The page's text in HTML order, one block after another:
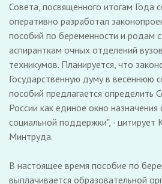
Совета, посвященного итогам Года
оперативно разработал
пособий по беременности и родам
аспиранткам очных отделений
техникумов. Планируется, что
Государственную думу в весеннюю
пособий предлагается определить
России как единое окно
социальной поддержки", - цитирует
Минтруда.
В настоящее время пособие по
выплачивается образовательной